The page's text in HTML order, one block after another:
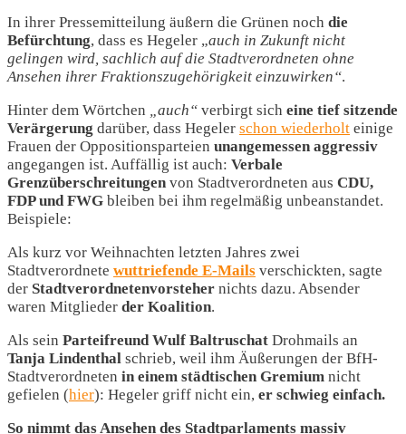
In ihrer Pressemitteilung äußern die Grünen noch die
Befürchtung, dass es Hegeler „auch in Zukunft nicht
gelingen wird, sachlich auf die Stadtverordneten ohne
Ansehen ihrer Fraktionszugehörigkeit einzuwirken“.
Hinter dem Wörtchen „auch“ verbirgt sich eine tief sitzende
Verärgerung darüber, dass Hegeler schon wiederholt einige
Frauen der Oppositionsparteien unangemessen aggressiv
angegangen ist. Auffällig ist auch: Verbale
Grenzüberschreitungen von Stadtverordneten aus CDU,
FDP und FWG bleiben bei ihm regelmäßig unbeanstandet.
Beispiele:
Als kurz vor Weihnachten letzten Jahres zwei
Stadtverordnete wuttriefende E-Mails verschickten, sagte
der Stadtverordnetenvorsteher nichts dazu. Absender
waren Mitglieder der Koalition.
Als sein Parteifreund Wulf Baltruschat Drohmails an
Tanja Lindenthal schrieb, weil ihm Äußerungen der BfH-
Stadtverordneten in einem städtischen Gremium nicht
gefielen (hier): Hegeler griff nicht ein, er schwieg einfach.
So nimmt das Ansehen des Stadtparlaments massiv